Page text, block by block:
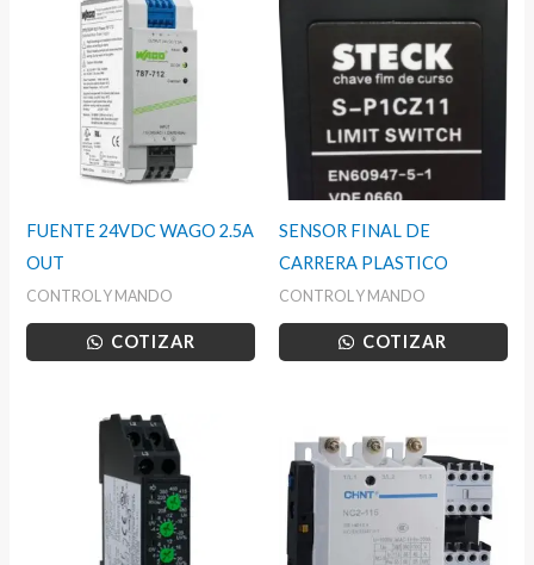
FUENTE 24VDC WAGO 2.5A
OUT
CONTROL Y MANDO
COTIZAR
SENSOR FINAL DE
CARRERA PLASTICO
CONTROL Y MANDO
COTIZAR